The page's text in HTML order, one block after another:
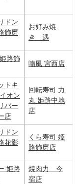
ドン
飾磨
お好み焼
き 遇
路飾
喃風 宮西店
トキ
オン
バー
店
回転寿司 力
丸 姫路中地
店
ドン
花影
くら寿司 姫
路飾磨店
姫路
焼肉力 今
宿店